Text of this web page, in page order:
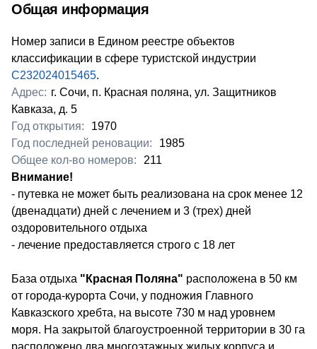
Общая информация
Номер записи в Едином реестре объектов
классификации в сфере туристской индустрии
С232024015465.
Адрес: г. Сочи, п. Красная поляна, ул. Защитников
Кавказа, д. 5
Год открытия:
1970
Год последней реновации:
1985
Общее кол-во номеров:
211
Внимание!
- путевка не может быть реализована на срок менее 12
(двенадцати) дней с лечением и 3 (трех) дней
оздоровительного отдыха
- лечение предоставляется строго с 18 лет
База отдыха "Красная Поляна" расположена в 50 км
от города-курорта Сочи, у подножия Главного
Кавказского хребта, на высоте 730 м над уровнем
моря. На закрытой благоустроенной территории в 30 га
расположено два многоэтажных жилых корпуса и